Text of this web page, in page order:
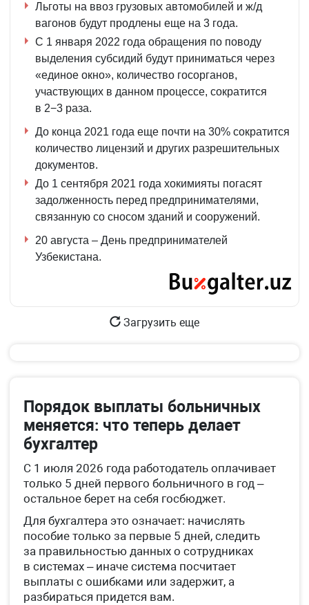
Льготы на ввоз грузовых автомобилей и ж/д
вагонов будут продлены еще на 3 года.
С 1 января 2022 года обращения по поводу
выделения субсидий будут приниматься через
«единое окно», количество госорганов,
участвующих в данном процессе, сократится
в 2−3 раза.
До конца 2021 года еще почти на 30% сократится
количество лицензий и других разрешительных
документов.
До 1 сентября 2021 года хокимияты погасят
задолженность перед предпринимателями,
связанную со сносом зданий и сооружений.
20 августа ­– День предпринимателей
Узбекистана.
Загрузить еще
Порядок выплаты больничных
меняется: что теперь делает
бухгалтер
С 1 июля 2026 года работодатель оплачивает
только 5 дней первого больничного в год –
остальное берет на себя госбюджет.
Для бухгалтера это означает: начислять
пособие только за первые 5 дней, следить
за правильностью данных о сотрудниках
в системах – иначе система посчитает
выплаты с ошибками или задержит, а
разбираться придется вам.